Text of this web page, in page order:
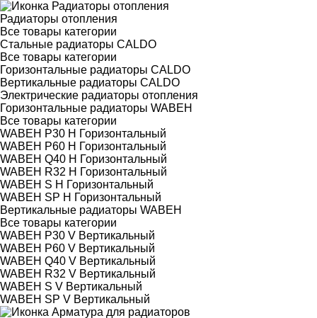
Радиаторы отопления
Все товары категории
Стальные радиаторы CALDO
Все товары категории
Горизонтальные радиаторы CALDO
Вертикальные радиаторы CALDO
Электрические радиаторы отопления
Горизонтальные радиаторы WABEH
Все товары категории
WABEH P30 H Горизонтальный
WABEH P60 H Горизонтальный
WABEH Q40 H Горизонтальный
WABEH R32 H Горизонтальный
WABEH S H Горизонтальный
WABEH SP H Горизонтальный
Вертикальные радиаторы WABEH
Все товары категории
WABEH P30 V Вертикальный
WABEH P60 V Вертикальный
WABEH Q40 V Вертикальный
WABEH R32 V Вертикальный
WABEH S V Вертикальный
WABEH SP V Вертикальный